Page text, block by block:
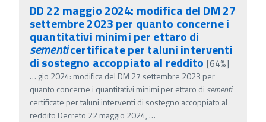
DD 22 maggio 2024: modifica del DM 27
settembre 2023 per quanto concerne i
quantitativi minimi per ettaro di
sementicertificate per taluni interventi
di sostegno accoppiato al reddito [64%]
… gio 2024: modifica del DM 27 settembre 2023 per
quanto concerne i quantitativi minimi per ettaro di sementi
certificate per taluni interventi di sostegno accoppiato al
reddito Decreto 22 maggio 2024, …